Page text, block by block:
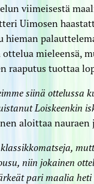
viimeisestä
Uimosen
ottelua mieleensä,
raaputus tuottaa
siinä ottelussa
Loiskeenkin
aloittaa nauraen
niin jokainen
pari maalia heti